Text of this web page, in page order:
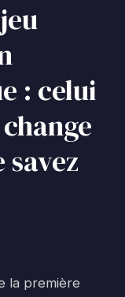
: celui
la première